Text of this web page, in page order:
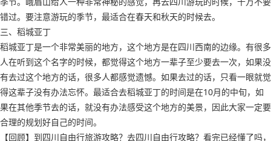
错过。要注意游玩的季节，最适合在春天和秋天的时候去。
三、稻城亚丁
稻城亚丁是一个非常美丽的地方，这个地方是在四川西南的边缘。有很多
人在听到这个名字的时候，都觉得这个地方一辈子至少要去一次，如果没
有去过这个地方的话，很多人都感觉遗憾。如果去过的话，只看一眼就觉
得这辈子没有办法忘怀。最适合去稻城亚丁的时间是在10月的中旬，如
果在其他季节去的话，就没有办法感受这个地方的美景，因此大家一定要
合理的规划好自己的时间。
【回顾】到四川自由行旅游攻略？去四川自由行攻略？看完已经懂了吗，